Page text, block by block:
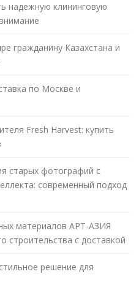
надежную клининговую
гражданину Казахстана и
по Москве и
Fresh Harvest: купить
старых фотографий с
современный подход
материалов АРТ-АЗИЯ
строительства с доставкой
решение для